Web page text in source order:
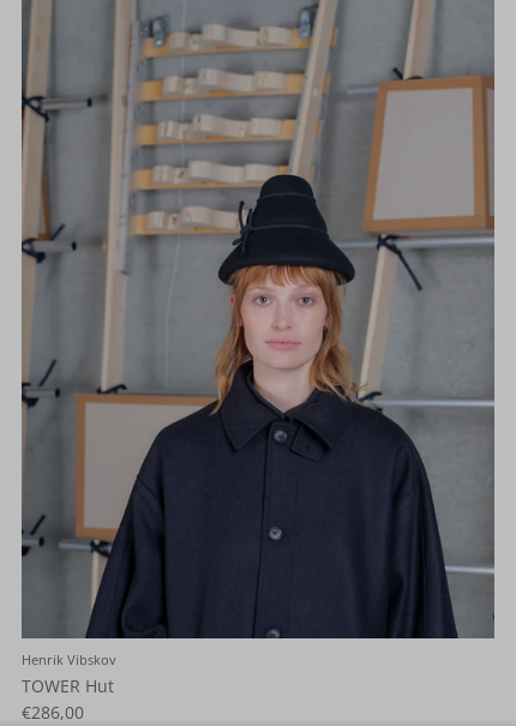
Henrik Vibskov
TOWER Hut
€286,00